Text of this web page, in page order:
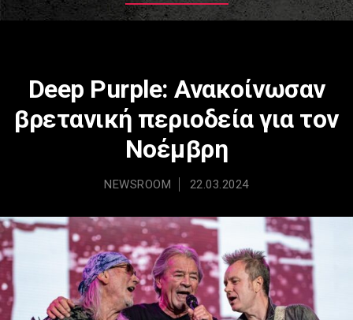
Deep Purple: Ανακοίνωσαν
βρετανική περιοδεία για τον
Νοέμβρη
NEWSROOM 22.03.2024